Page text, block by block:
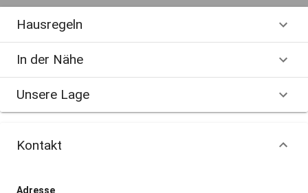
Hausregeln
In der Nähe
Unsere Lage
Kontakt
Adresse